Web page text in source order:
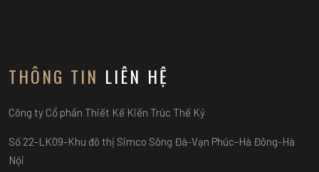
THÔNG TIN LIÊN HỆ
Công ty Cổ phần Thiết Kế Kiến Trúc Thế Kỷ
Số 22-LK09-Khu đô thị Simco Sông Đà-Vạn Phúc-Hà Đông-Hà
Nội